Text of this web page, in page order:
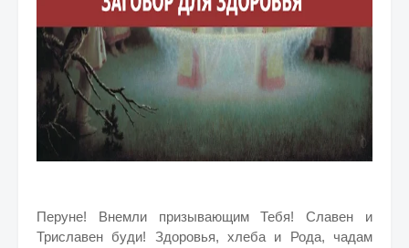
Перуне! Внемли призывающим Тебя! Славен и
Триславен буди! Здоровья, хлеба и Рода, чадам